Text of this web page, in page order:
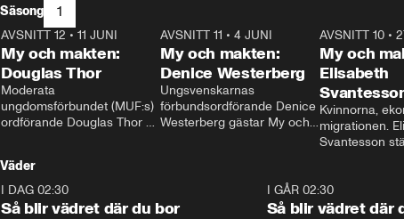
Säsong 1
26:27
AVSNITT 12 • 11 JUNI
My och makten:
Douglas Thor
Moderata
ungdomsförbundet (MUF:s)
ordförande Douglas Thor
tonårsutvisningarna och hur
Moderaterna ska locka
väljare till valet i höst.
23:40
AVSNITT 11 •4 JUNI
My och makten:
Denice Westerberg
Ungsvenskarnas
förbundsordförande Denice
Westerberg gästar My och
AVSNITT 10 •
My och
Elisabeth
Kvinnorna,
migrationen.
Svantesson
Väder
I DAG 02:30
Så blir vädret där du bor
I GÅR 02:30
Så blir vädret där